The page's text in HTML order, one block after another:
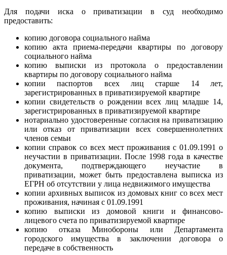
Для подачи иска о приватизации в суд необходимо
предоставить:
копию договора социального найма
копию акта приема-передачи квартиры по договору
социального найма
копию выписки из протокола о предоставлении
квартиры по договору социального найма
копии паспортов всех лиц старше 14 лет,
зарегистрированных в приватизируемой квартире
копии свидетельств о рождении всех лиц младше 14,
зарегистрированных в приватизируемой квартире
нотариально удостоверенные согласия на приватизацию
или отказ от приватизации всех совершеннолетних
членов семьи
копии справок со всех мест проживания с 01.09.1991 о
неучастии в приватизации. После 1998 года в качестве
документа, подтверждающего неучастие в
приватизации, может быть предоставлена выписка из
ЕГРН об отсутствии у лица недвижимого имущества
копии архивных выписок из домовых книг со всех мест
проживания, начиная с 01.09.1991
копию выписки из домовой книги и финансово-
лицевого счета по приватизируемой квартире
копию отказа Минобороны или Департамента
городского имущества в заключении договора о
передаче в собственность